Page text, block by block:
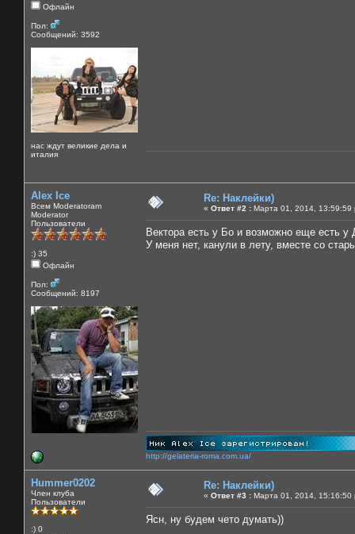
Офлайн
Пол:
Сообщений: 3592
нас ждут великие дела и
италия
Alex Ice
Всем Moderatoram
Moderator
Пользователи
:) 35
Офлайн
Пол:
Сообщений: 8197
Re: Наклейки)
« Ответ #2 : Марта 01, 2014, 13:59:59
Вектора есть у Бо и возможно еще есть
У меня нет, канули в лету, вместе со
http://gelateria-roma.com.ua/
Hummer0202
Член клуба
Пользователи
:) 0
Re: Наклейки)
« Ответ #3 : Марта 01, 2014, 15:16:50
Ясн, ну будем чето думать))